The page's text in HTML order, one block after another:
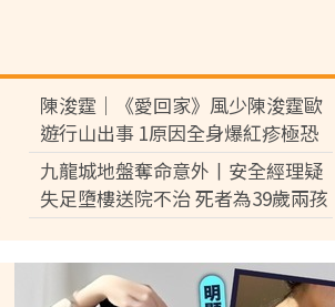
陳浚霆｜《愛回家》風少陳浚霆歐
遊行山出事 1原因全身爆紅疹極恐
怖 險「毀容」急回港求醫【附皮膚
科醫生夏日防蟲貼士】
九龍城地盤奪命意外丨安全經理疑
失足墮樓送院不治 死者為39歲兩孩
爸爸屬家庭支柱育7歲及3歲子女